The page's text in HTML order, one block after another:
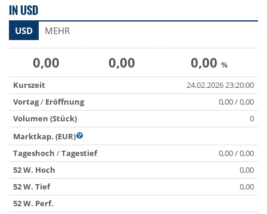
IN USD
USD MEHR
0,00 0,00 0,00 %
Kurszeit
24.02.2026 23:20:00
Vortag/ Eröffnung
0,00 / 0,00
Volumen (Stück)
0
Marktkap. (EUR)
Tageshoch /Tagestief
0,00 / 0,00
52 W. Hoch
0,00
52 W. Tief
0,00
52 W. Perf.